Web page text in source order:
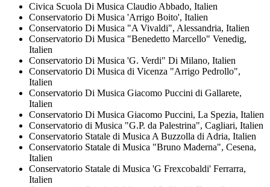
Civica Scuola Di Musica Claudio Abbado, Italien
Conservatorio Di Musica 'Arrigo Boito', Italien
Conservatorio Di Musica "A Vivaldi", Alessandria, Italien
Conservatorio Di Musica "Benedetto Marcello" Venedig,
Italien
Conservatorio Di Musica 'G. Verdi" Di Milano, Italien
Conservatorio Di Musica di Vicenza "Arrigo Pedrollo",
Italien
Conservatorio Di Musica Giacomo Puccini di Gallarete,
Italien
Conservatorio Di Musica Giacomo Puccini, La Spezia, Italien
Conservatorio di Musica "G.P. da Palestrina", Cagliari, Italien
Conservatorio Statale di Musica A Buzzolla di Adria, Italien
Conservatorio Statale di Musica "Bruno Maderna", Cesena,
Italien
Conservatorio Statale di Musica 'G Frexcobaldi' Ferrarra,
Italien